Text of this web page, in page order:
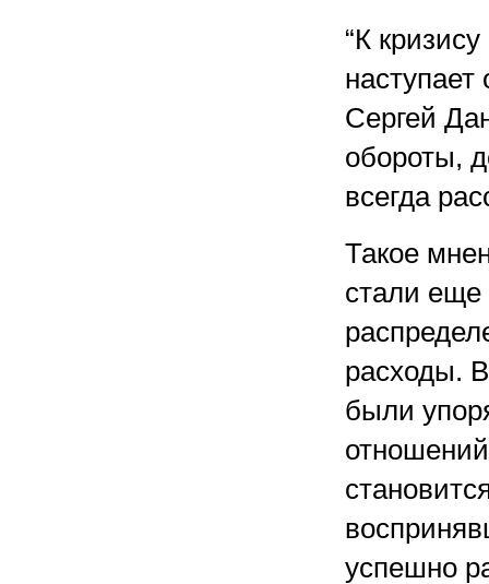
“К
Сергей
обороты,
всегда
Такое
стали еще
расходы.
были
успешно